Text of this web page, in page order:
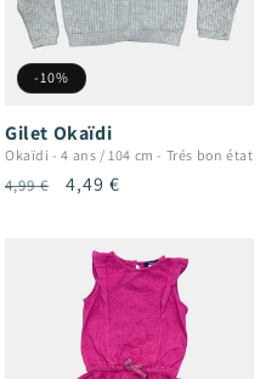
-10%
Gilet Okaïdi
Okaïdi -4 ans / 104 cm - Trés bon état
Prix
4,99 €
Prix
4,49 €